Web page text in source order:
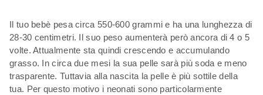
Il tuo bebè pesa circa 550-600 grammi e ha una lunghezza di
28-30 centimetri. Il suo peso aumenterà però ancora di 4 o 5
volte. Attualmente sta quindi crescendo e accumulando
grasso. In circa due mesi la sua pelle sarà più soda e meno
trasparente. Tuttavia alla nascita la pelle è più sottile della
tua. Per questo motivo i neonati sono particolarmente